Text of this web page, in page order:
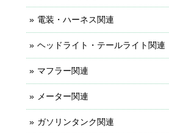
電装・ハーネス関連
ヘッドライト・テールライト関連
マフラー関連
メーター関連
ガソリンタンク関連